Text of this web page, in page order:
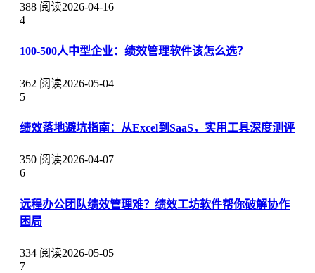
388 阅读2026-04-16
4
100-500人中型企业：绩效管理软件该怎么选？
362 阅读2026-05-04
5
绩效落地避坑指南：从Excel到SaaS，实用工具深度测评
350 阅读2026-04-07
6
远程办公团队绩效管理难？绩效工坊软件帮你破解协作
困局
334 阅读2026-05-05
7